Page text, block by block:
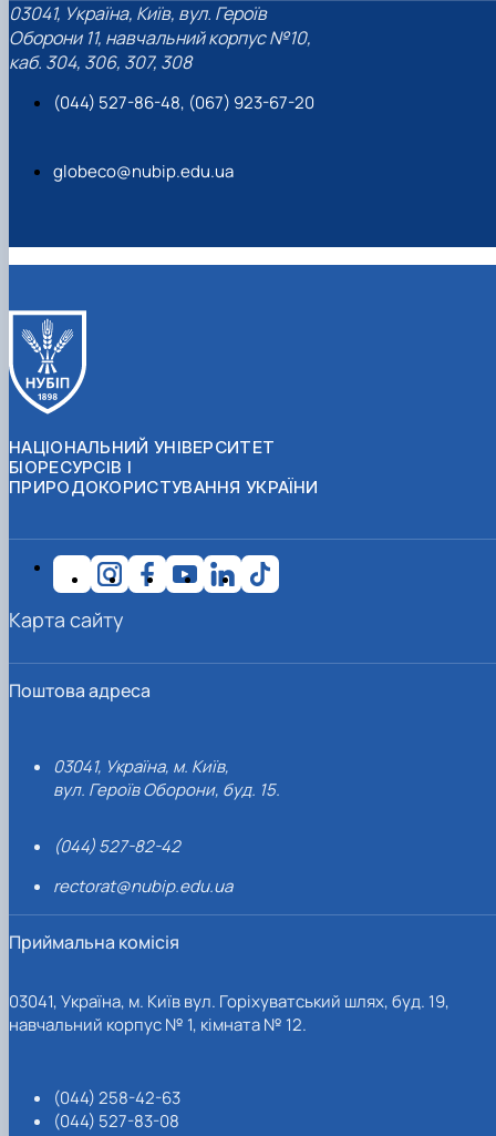
03041, Україна, Київ, вул. Героїв
Оборони 11, навчальний корпус №10,
каб. 304, 306, 307, 308
(044) 527-86-48, (067) 923-67-20
globeco@nubip.edu.ua
НАЦІОНАЛЬНИЙ УНІВЕРСИТЕТ
БІОРЕСУРСІВ І
ПРИРОДОКОРИСТУВАННЯ УКРАЇНИ
Поштова адреса
03041, Україна, м. Київ,
вул. Героїв Оборони, буд. 15.
(044) 527-82-42
rectorat@nubip.edu.ua
Приймальна комісія
03041, Україна, м. Київ вул. Горіхуватський шлях, буд. 19,
навчальний корпус № 1, кімната № 12.
(044) 258-42-63
(044) 527-83-08
Карта сайту